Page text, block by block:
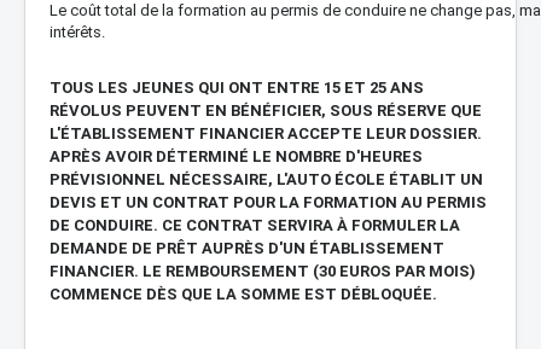
Le coût total de la formation au permis de conduire ne change pas,
intérêts.
TOUS LES JEUNES QUI ONT ENTRE 15 ET 25 ANS
RÉVOLUS PEUVENT EN BÉNÉFICIER, SOUS RÉSERVE QUE
L'ÉTABLISSEMENT FINANCIER ACCEPTE LEUR DOSSIER.
APRÈS AVOIR DÉTERMINÉ LE NOMBRE D'HEURES
PRÉVISIONNEL NÉCESSAIRE, L'AUTO ÉCOLE ÉTABLIT UN
DEVIS ET UN CONTRAT POUR LA FORMATION AU PERMIS
DE CONDUIRE. CE CONTRAT SERVIRA À FORMULER LA
DEMANDE DE PRÊT AUPRÈS D'UN ÉTABLISSEMENT
FINANCIER. LE REMBOURSEMENT (30 EUROS PAR MOIS)
COMMENCE DÈS QUE LA SOMME EST DÉBLOQUÉE.